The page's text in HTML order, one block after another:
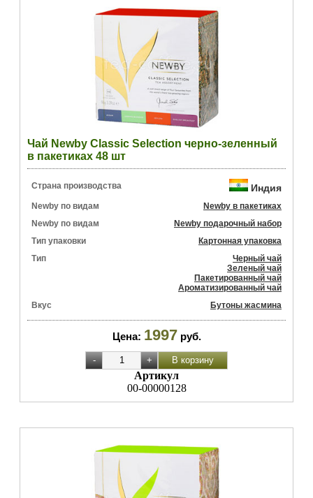
Чай Newby Classic Selection черно-зеленный
в пакетиках 48 шт
Страна производства Индия
Newby по видам
Newby в пакетиках
Newby по видам
Newby подарочный набор
Тип упаковки
Картонная упаковка
Тип
Черный чай
Зеленый чай
Пакетированный чай
Ароматизированный чай
Вкус
Бутоны жасмина
Цена: 1997 руб.
Артикул
00-00000128